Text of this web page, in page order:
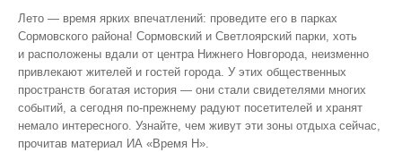
Лето — время ярких впечатлений: проведите его в парках
Сормовского района! Сормовский и Светлоярский парки, хоть
и расположены вдали от центра Нижнего Новгорода, неизменно
привлекают жителей и гостей города. У этих общественных
пространств богатая история — они стали свидетелями многих
событий, а сегодня по‑прежнему радуют посетителей и хранят
немало интересного. Узнайте, чем живут эти зоны отдыха сейчас,
прочитав материал ИА «Время Н».